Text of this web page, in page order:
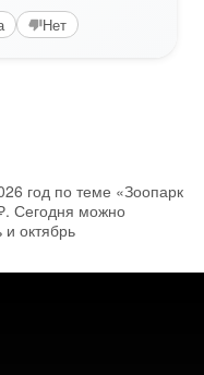
Нет
год по теме «Зоопарк
Сегодня можно
и октябрь